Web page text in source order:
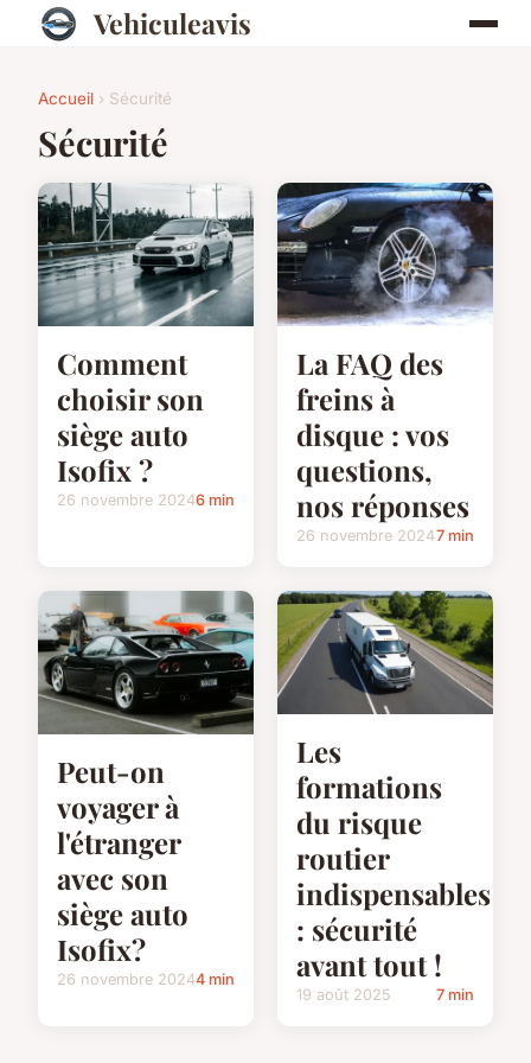
Vehiculeavis
Accueil › Sécurité
Sécurité
Comment
choisir son
siège auto
Isofix ?
26 novembre 20246 min
La FAQ des
freins à
disque : vos
questions,
nos réponses
26 novembre 20247 min
Peut-on
voyager à
l'étranger
avec son
siège auto
Isofix?
26 novembre 20244 min
Les
formations
du risque
routier
indispensables
: sécurité
avant tout !
19 août 2025 7 min